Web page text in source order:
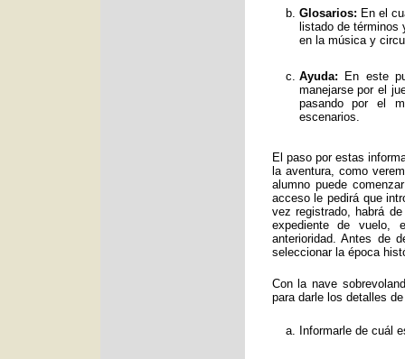
Glosarios: En el
listado de
en la música y
Ayuda: En este
manejarse por el
pasando por el
escenarios.
El paso por estas
la aventura, como
alumno puede
acceso le pedirá que
vez registrado, habrá
expediente de vuelo,
anterioridad. Antes de
seleccionar la época
Con la nave
para darle los detalles
Informarle de cuál